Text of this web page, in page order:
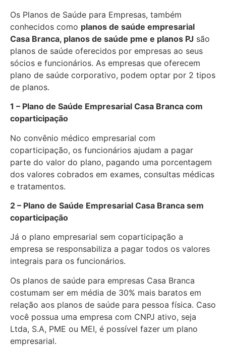
Os Planos de Saúde para Empresas, também
conhecidos como planos de saúde empresarial
Casa Branca, planos de saúde pme e planos PJ são
planos de saúde oferecidos por empresas ao seus
sócios e funcionários. As empresas que oferecem
plano de saúde corporativo, podem optar por 2 tipos
de planos.
1 – Plano de Saúde Empresarial Casa Branca com
coparticipação
No convênio médico empresarial com
coparticipação, os funcionários ajudam a pagar
parte do valor do plano, pagando uma porcentagem
dos valores cobrados em exames, consultas médicas
e tratamentos.
2 – Plano de Saúde Empresarial Casa Branca sem
coparticipação
Já o plano empresarial sem coparticipação a
empresa se responsabiliza a pagar todos os valores
integrais para os funcionários.
Os planos de saúde para empresas Casa Branca
costumam ser em média de 30% mais baratos em
relação aos planos de saúde para pessoa física. Caso
você possua uma empresa com CNPJ ativo, seja
Ltda, S.A, PME ou MEI, é possível fazer um plano
empresarial.